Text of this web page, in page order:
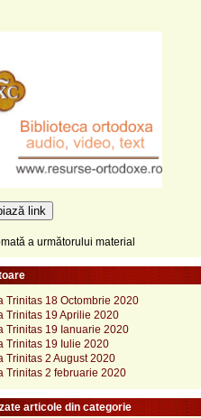
link
a următorului material
Trinitas 18 Octombrie 2020
Trinitas 19 Aprilie 2020
Trinitas 19 Ianuarie 2020
Trinitas 19 Iulie 2020
Trinitas 2 August 2020
Trinitas 2 februarie 2020
articole din categorie